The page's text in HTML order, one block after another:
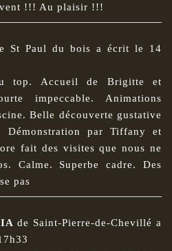
!!! Au plaisir !!!
St Paul du bois a écrit le
14
top. Accueil de Brigitte et
impeccable. Animations
Belle découverte gustative
Démonstration par Tiffany et
fait des visites que nous ne
Calme. Superbe cadre. Des
pas
de Saint-Pierre-de-Chevillé a